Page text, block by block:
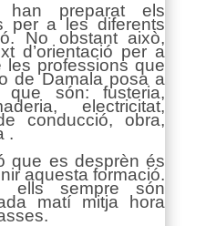
preparat els
per a les diferents
No obstant això,
d’orientació per a
les professions que
de Damala posa a
que són: fusteria,
electricitat,
conducció, obra,
.
que es desprèn és
aquesta formació.
sempre són
matí mitja hora